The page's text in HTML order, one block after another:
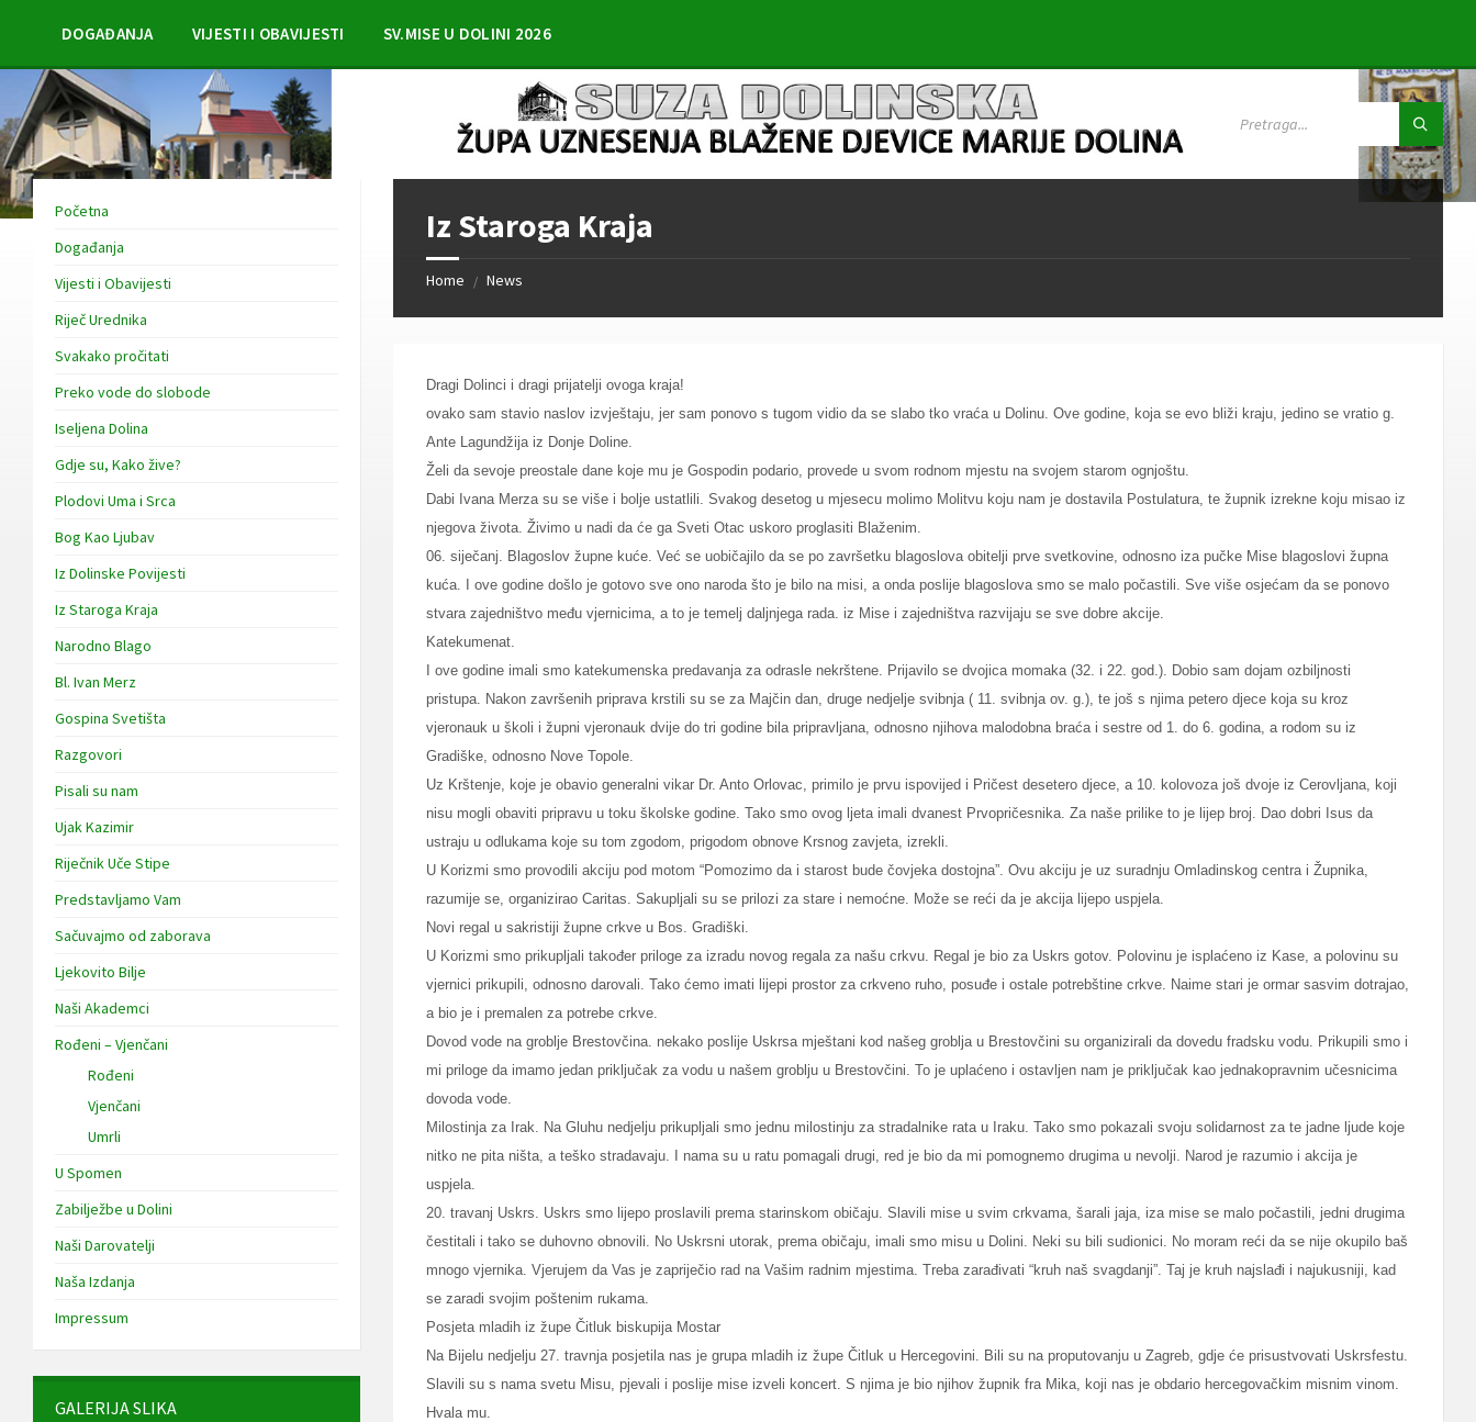
sidebar
DOGAĐANJA VIJESTI I OBAVIJESTI SV.MISE U DOLINI 2026
Iz Staroga Kraja
Home / News
Dragi Dolinci i dragi prijatelji ovoga kraja!
ovako sam stavio naslov izvještaju, jer sam ponovo s tugom vidio da se slabo tko vraća u Dolinu. Ove godine, koja se evo bliži kraju, jedino se vratio g.
Ante Lagundžija iz Donje Doline.
Želi da sevoje preostale dane koje mu je Gospodin podario, provede u svom rodnom mjestu na svojem starom ognjoštu.
Dabi Ivana Merza su se više i bolje ustatlili. Svakog desetog u mjesecu molimo Molitvu koju nam je dostavila Postulatura, te župnik izrekne koju misao iz
njegova života. Živimo u nadi da će ga Sveti Otac uskoro proglasiti Blaženim.
06. siječanj. Blagoslov župne kuće. Već se uobičajilo da se po završetku blagoslova obitelji prve svetkovine, odnosno iza pučke Mise blagoslovi župna
kuća. I ove godine došlo je gotovo sve ono naroda što je bilo na misi, a onda poslije blagoslova smo se malo počastili. Sve više osjećam da se ponovo
stvara zajedništvo među vjernicima, a to je temelj daljnjega rada. iz Mise i zajedništva razvijaju se sve dobre akcije.
Katekumenat.
I ove godine imali smo katekumenska predavanja za odrasle nekrštene. Prijavilo se dvojica momaka (32. i 22. god.). Dobio sam dojam ozbiljnosti
pristupa. Nakon završenih priprava krstili su se za Majčin dan, druge nedjelje svibnja ( 11. svibnja ov. g.), te još s njima petero djece koja su kroz
vjeronauk u školi i župni vjeronauk dvije do tri godine bila pripravljana, odnosno njihova malodobna braća i sestre od 1. do 6. godina, a rodom su iz
Gradiške, odnosno Nove Topole.
Uz Krštenje, koje je obavio generalni vikar Dr. Anto Orlovac, primilo je prvu ispovijed i Pričest desetero djece, a 10. kolovoza još dvoje iz Cerovljana, koji
nisu mogli obaviti pripravu u toku školske godine. Tako smo ovog ljeta imali dvanest Prvopričesnika. Za naše prilike to je lijep broj. Dao dobri Isus da
ustraju u odlukama koje su tom zgodom, prigodom obnove Krsnog zavjeta, izrekli.
U Korizmi smo provodili akciju pod motom “Pomozimo da i starost bude čovjeka dostojna”. Ovu akciju je uz suradnju Omladinskog centra i Župnika,
razumije se, organizirao Caritas. Sakupljali su se prilozi za stare i nemoćne. Može se reći da je akcija lijepo uspjela.
Novi regal u sakristiji župne crkve u Bos. Gradiški.
U Korizmi smo prikupljali također priloge za izradu novog regala za našu crkvu. Regal je bio za Uskrs gotov. Polovinu je isplaćeno iz Kase, a polovinu su
vjernici prikupili, odnosno darovali. Tako ćemo imati lijepi prostor za crkveno ruho, posuđe i ostale potrebštine crkve. Naime stari je ormar sasvim dotrajao,
a bio je i premalen za potrebe crkve.
Dovod vode na groblje Brestovčina. nekako poslije Uskrsa mještani kod našeg groblja u Brestovčini su organizirali da dovedu fradsku vodu. Prikupili smo i
mi priloge da imamo jedan priključak za vodu u našem groblju u Brestovčini. To je uplaćeno i ostavljen nam je priključak kao jednakopravnim učesnicima
dovoda vode.
Milostinja za Irak. Na Gluhu nedjelju prikupljali smo jednu milostinju za stradalnike rata u Iraku. Tako smo pokazali svoju solidarnost za te jadne ljude koje
nitko ne pita ništa, a teško stradavaju. I nama su u ratu pomagali drugi, red je bio da mi pomognemo drugima u nevolji. Narod je razumio i akcija je
uspjela.
20. travanj Uskrs. Uskrs smo lijepo proslavili prema starinskom običaju. Slavili mise u svim crkvama, šarali jaja, iza mise se malo počastili, jedni drugima
čestitali i tako se duhovno obnovili. No Uskrsni utorak, prema običaju, imali smo misu u Dolini. Neki su bili sudionici. No moram reći da se nije okupilo baš
mnogo vjernika. Vjerujem da Vas je zapriječio rad na Vašim radnim mjestima. Treba zarađivati “kruh naš svagdanji”. Taj je kruh najslađi i najukusniji, kad
se zaradi svojim poštenim rukama.
Posjeta mladih iz župe Čitluk biskupija Mostar
Na Bijelu nedjelju 27. travnja posjetila nas je grupa mladih iz župe Čitluk u Hercegovini. Bili su na proputovanju u Zagreb, gdje će prisustvovati Uskrsfestu.
Slavili su s nama svetu Misu, pjevali i poslije mise izveli koncert. S njima je bio njihov župnik fra Mika, koji nas je obdario hercegovačkim misnim vinom.
Hvala mu.
Početna
Događanja
Vijesti i Obavijesti
Riječ Urednika
Svakako pročitati
Preko vode do slobode
Iseljena Dolina
Gdje su, Kako žive?
Plodovi Uma i Srca
Bog Kao Ljubav
Iz Dolinske Povijesti
Iz Staroga Kraja
Narodno Blago
Bl. Ivan Merz
Gospina Svetišta
Razgovori
Pisali su nam
Ujak Kazimir
Riječnik Uče Stipe
Predstavljamo Vam
Sačuvajmo od zaborava
Ljekovito Bilje
Naši Akademci
Rođeni – Vjenčani
Rođeni
Vjenčani
Umrli
U Spomen
Zabilježbe u Dolini
Naši Darovatelji
Naša Izdanja
Impressum
GALERIJA SLIKA